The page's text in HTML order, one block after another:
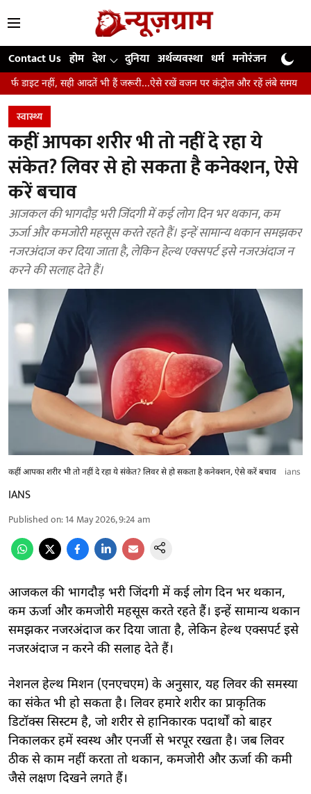
Contact Us होम देश दुनिया अर्थव्यवस्था धर्म मनोरंजन खेल
आदतें भी हैं जरूरी...ऐसे रखें वजन पर कंट्रोल और रहें लंबे समय तक स्वस्थ
स्वास्थ्य
कहीं आपका शरीर भी तो नहीं दे रहा ये
संकेत? लिवर से हो सकता है कनेक्शन, ऐसे
करें बचाव
आजकल की भागदौड़ भरी जिंदगी में कई लोग दिन भर थकान, कम
ऊर्जा और कमजोरी महसूस करते रहते हैं। इन्हें सामान्य थकान समझकर
नजरअंदाज कर दिया जाता है, लेकिन हेल्थ एक्सपर्ट इसे नजरअंदाज न
करने की सलाह देते हैं।
कहीं आपका शरीर भी तो नहीं दे रहा ये संकेत? लिवर से हो सकता है कनेक्शन, ऐसे करें बचाव ians
IANS
Published on:14 May 2026, 9:24 am
आजकल की भागदौड़ भरी जिंदगी में कई लोग दिन भर थकान,
कम ऊर्जा और कमजोरी महसूस करते रहते हैं। इन्हें सामान्य थकान
समझकर नजरअंदाज कर दिया जाता है, लेकिन हेल्थ एक्सपर्ट इसे
नजरअंदाज न करने की सलाह देते हैं।
नेशनल हेल्थ मिशन (एनएचएम) के अनुसार, यह लिवर की समस्या
का संकेत भी हो सकता है। लिवर हमारे शरीर का प्राकृतिक
डिटॉक्स सिस्टम है, जो शरीर से हानिकारक पदार्थों को बाहर
निकालकर हमें स्वस्थ और एनर्जी से भरपूर रखता है। जब लिवर
ठीक से काम नहीं करता तो थकान, कमजोरी और ऊर्जा की कमी
जैसे लक्षण दिखने लगते हैं।